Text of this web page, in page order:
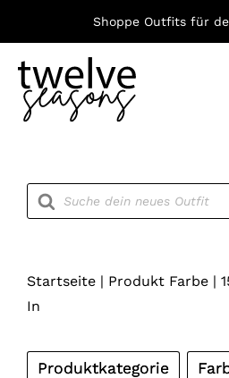
springen
Shoppe Outfits für
Products
search
Startseite| Produkt Farbe|
In
Produktkategorie